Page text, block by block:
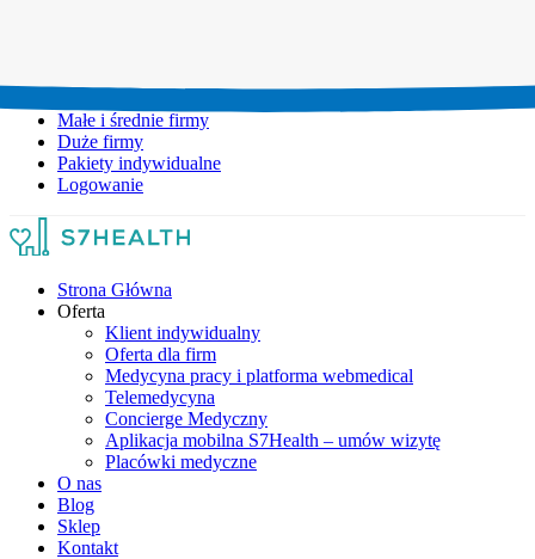
Małe i średnie firmy
Duże firmy
Pakiety indywidualne
Logowanie
Strona Główna
Oferta
Klient indywidualny
Oferta dla firm
Medycyna pracy i platforma webmedical
Telemedycyna
Concierge Medyczny
Aplikacja mobilna S7Health – umów wizytę
Placówki medyczne
O nas
Blog
Sklep
Kontakt